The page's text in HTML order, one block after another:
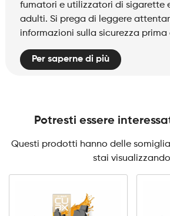
fumatori e utilizzatori di sigarette
adulti. Si prega di leggere
informazioni sulla sicurezza prima
Per saperne di più
Potresti essere
Questi prodotti hanno delle
stai visualizzando